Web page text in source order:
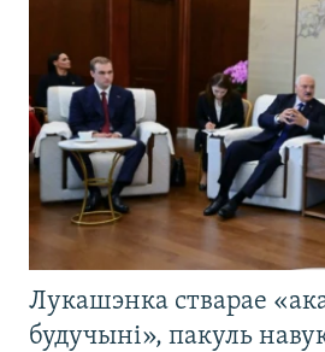
Лукашэнка стварае
будучыні», пакуль